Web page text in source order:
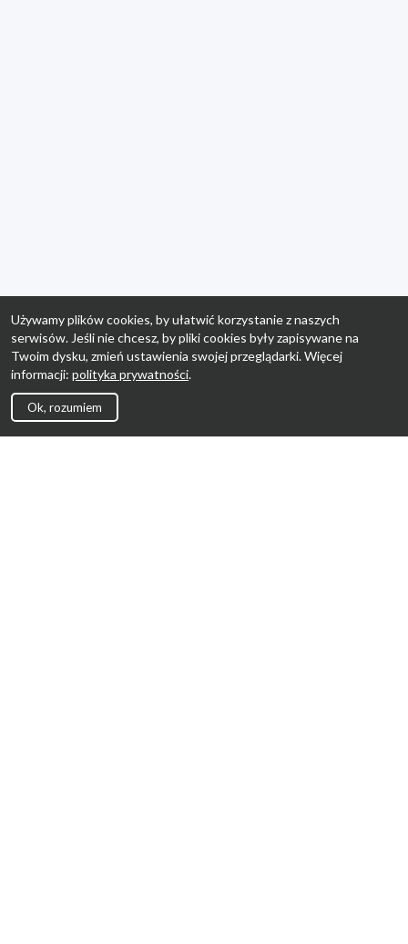
Używamy plików cookies, by ułatwić korzystanie z naszych
serwisów. Jeśli nie chcesz, by pliki cookies były zapisywane na
Twoim dysku, zmień ustawienia swojej przeglądarki. Więcej
informacji: polityka prywatności.
Ok, rozumiem